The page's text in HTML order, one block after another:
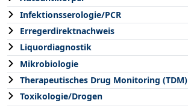
Infektionsserologie/PCR
Erregerdirektnachweis
Liquordiagnostik
Mikrobiologie
Therapeutisches Drug Monitoring (TDM)
Toxikologie/Drogen